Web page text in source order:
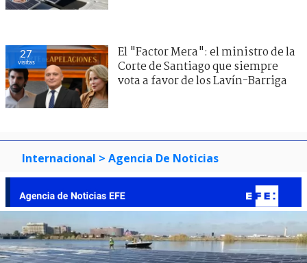
27
visitas
El "Factor Mera": el ministro de la
Corte de Santiago que siempre
vota a favor de los Lavín-Barriga
Internacional > Agencia De Noticias